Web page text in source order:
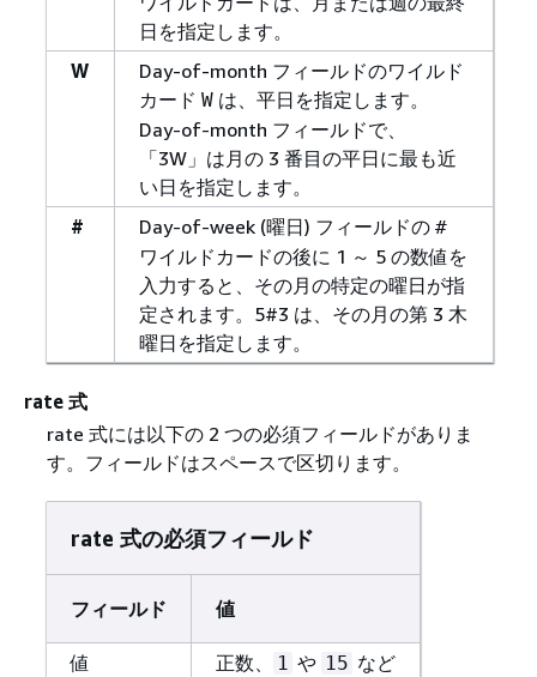
日を指定します。
W
Day-of-month フィールドのワイルド
カード Wは、平日を指定します。
Day-of-month フィールドで、
「3W」は月の 3 番目の平日に最も近
い日を指定します。
#
Day-of-week (曜日) フィールドの #
ワイルドカードの後に 1 ～ 5 の数値を
入力すると、その月の特定の曜日が指
定されます。5#3 は、その月の第 3 木
曜日を指定します。
rate 式
rate 式には以下の 2 つの必須フィールドがありま
す。フィールドはスペースで区切ります。
rate 式の必須フィールド
フィールド 値
値 正数、 1 や 15 など